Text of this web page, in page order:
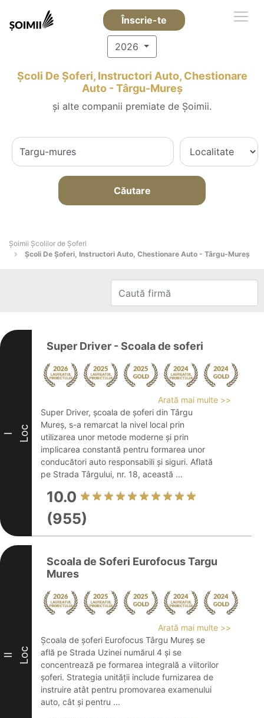
Înscrie-te
2026
Școli De Șoferi, Instructori Auto, Chestionare
Auto - Târgu-Mureş
și alte companii premiate de Șoimii.
Căutare
Şoimii Școlilor de Șoferi
Școli De Șoferi, Instructori Auto, Chestionare Auto - Târgu-Mureş
I Loc
Super Driver - Scoala de soferi
Arată mai multe >>
Super Driver, școala de șoferi din Târgu
Mureș, s-a remarcat la nivel local prin
utilizarea unor metode moderne și prin
implicarea constantă pentru formarea unor
conducători auto responsabili și siguri. Aflată
pe Strada Târgului, nr. 18, această ...
10.0
(955)
II Loc
Scoala de Soferi Eurofocus Targu
Mures
Arată mai multe >>
Școala de șoferi Eurofocus Târgu Mureș se
află pe Strada Uzinei numărul 4 și se
concentrează pe formarea integrală a viitorilor
șoferi. Strategia unității include furnizarea de
instruire atât pentru promovarea examenului
auto, cât și pentru ...